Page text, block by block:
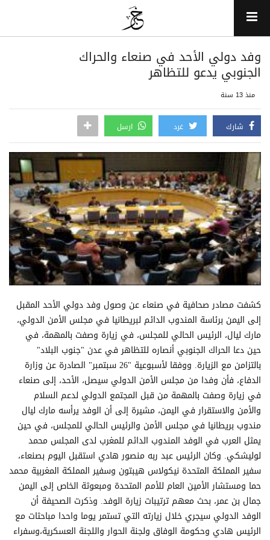
وفد دولي الأحد في صنعاء والحراك
الجنوبي يدعو للتظاهر
منذ 13 سنة
شارك غرد ارسل
كشفت مصادر صحافية في صنعاء عن وصول وفد دولي الأحد المقبل
إلى اليمن برئاسة المندوب الدائم لبريطانيا في مجلس الأمن الدولي،
مارك ليال، الرئيس الحالي للمجلس، في زيارة وصفت بالمهمة، في
حين دعا الحراك الجنوبي أنصاره للتظاهر في عدن "جنوب البلاد"
بالتزامن مع الزيارة. ووفقا لأسبوعية "26 سبتمبر" الصادرة عن وزارة
الدفاع، فأن وفدا من مجلس الأمن الدولي سيصل، الأحد، إلى صنعاء
في زيارة وصفت بالمهمة من قبل المجتمع الدولي لدعم السلام
والأمن والاستقرار في اليمن، مشيرة إلى أن الوفد يرأسه مارك ليال
مندوب بريطانيا في مجلس الأمن والرئيس الحالي للمجلس، في حين
يمثل العرب في الوفد المندوب الدائم للمغرب لدى المجلس محمد
لوليشكي. وكان الرئيس عبد ربه منصور هادي استقبل اليوم بصنعاء،
سفير المملكة المتحدة نيكولاس هيبتون وسفير المملكة المغربية محمد
حما ومستشار الأمين العام للأمم المتحدة ومبعوثة الخاص إلى اليمن
جمال بن عمر، بحث معهم ترتيبات زيارة الوفد. وذكرت الصحيفة أن
الوفد الدولي سيجري خلال زيارته التي تستمر يوما واحدا مباحثات مع
الرئيس هادي وحكومة الوفاق ولجنة الحوار واللجنة العسكرية،وسفراء